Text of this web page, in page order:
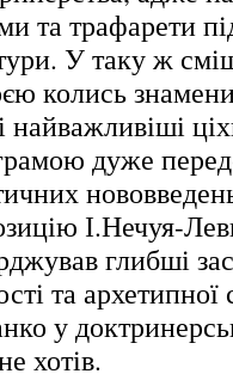
та трафарети
У таку ж
колись
найважливіші
дуже
І.Нечуя-
глибші
та архетипної
у
хотів.